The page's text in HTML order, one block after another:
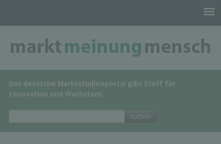
Das deutsche Marktstudienportal gibt Stoff für
Innovation und Wachstum.